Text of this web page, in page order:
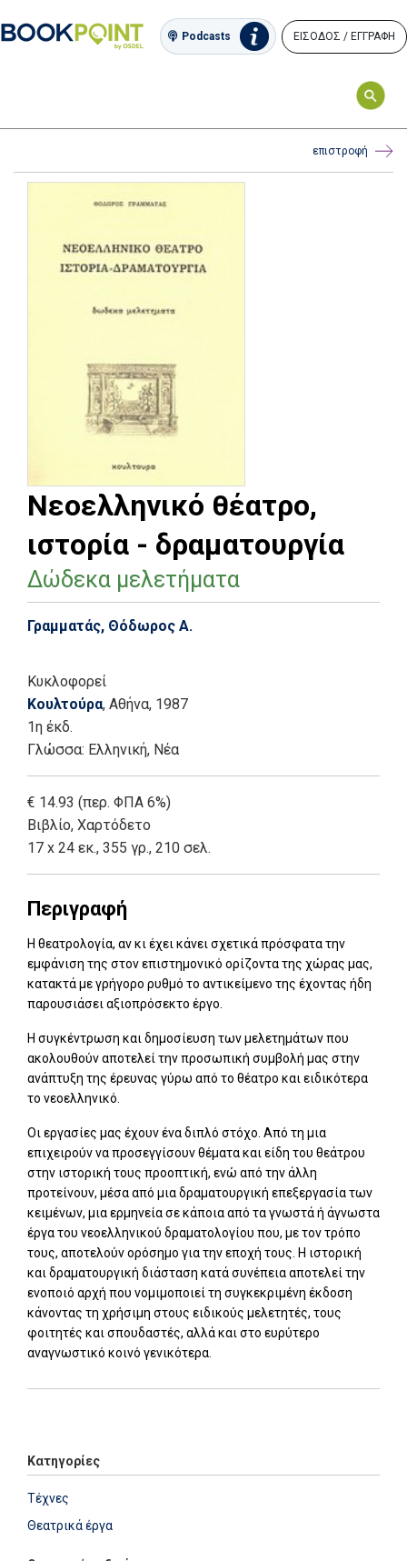
Podcasts ΕΙΣΟΔΟΣ / ΕΓΓΡΑΦΗ
επιστροφή
Νεοελληνικό θέατρο,
ιστορία - δραματουργία
Δώδεκα μελετήματα
Γραμματάς, Θόδωρος Α.
Κυκλοφορεί
Κουλτούρα, Αθήνα, 1987
1η έκδ.
Γλώσσα: Ελληνική, Νέα
€ 14.93 (περ. ΦΠΑ 6%)
Βιβλίο, Χαρτόδετο
17 x 24 εκ., 355 γρ., 210 σελ.
Περιγραφή
Η θεατρολογία, αν κι έχει κάνει σχετικά πρόσφατα την
εμφάνιση της στον επιστημονικό ορίζοντα της χώρας μας,
κατακτά με γρήγορο ρυθμό το αντικείμενο της έχοντας ήδη
παρουσιάσει αξιοπρόσεκτο έργο.
Η συγκέντρωση και δημοσίευση των μελετημάτων που
ακολουθούν αποτελεί την προσωπική συμβολή μας στην
ανάπτυξη της έρευνας γύρω από το θέατρο και ειδικότερα
το νεοελληνικό.
Οι εργασίες μας έχουν ένα διπλό στόχο. Από τη μια
επιχειρούν να προσεγγίσουν θέματα και είδη του θεάτρου
στην ιστορική τους προοπτική, ενώ από την άλλη
προτείνουν, μέσα από μια δραματουργική επεξεργασία των
κειμένων, μια ερμηνεία σε κάποια από τα γνωστά ή άγνωστα
έργα του νεοελληνικού δραματολογίου που, με τον τρόπο
τους, αποτελούν ορόσημο για την εποχή τους. Η ιστορική
και δραματουργική διάσταση κατά συνέπεια αποτελεί την
ενοποιό αρχή που νομιμοποιεί τη συγκεκριμένη έκδοση
κάνοντας τη χρήσιμη στους ειδικούς μελετητές, τους
φοιτητές και σπουδαστές, αλλά και στο ευρύτερο
αναγνωστικό κοινό γενικότερα.
Κατηγορίες
Τέχνες
Θεατρικά έργα